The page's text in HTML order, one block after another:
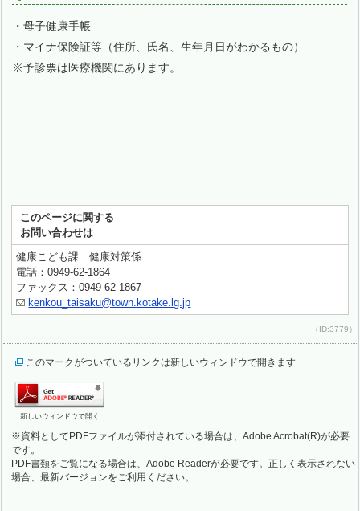
・母子健康手帳
・マイナ保険証等（住所、氏名、生年月日がわかるもの）
※予診票は医療機関にあります。
このページに関する
お問い合わせは
健康こども課 健康対策係
電話：0949-62-1864
ファックス：0949-62-1867
kenkou_taisaku@town.kotake.lg.jp
（ID:3779）
このマークがついているリンクは新しいウィンドウで開きます
新しいウィンドウで開く
※資料としてPDFファイルが添付されている場合は、Adobe Acrobat(R)が必要
です。
PDF書類をご覧になる場合は、Adobe Readerが必要です。正しく表示されない
場合、最新バージョンをご利用ください。